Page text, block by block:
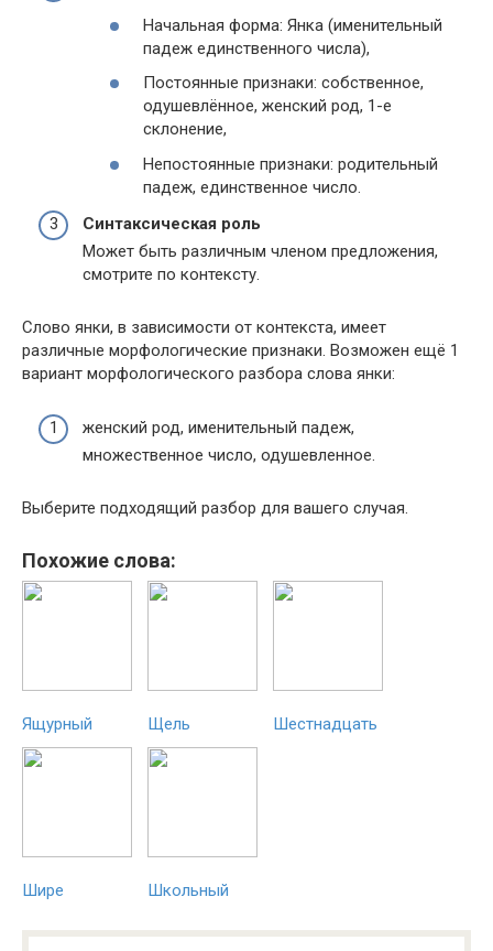
Начальная форма: Янка (именительный
падеж единственного числа),
Постоянные признаки: собственное,
одушевлённое, женский род, 1-е
склонение,
Непостоянные признаки: родительный
падеж, единственное число.
Синтаксическая роль
Может быть различным членом предложения,
смотрите по контексту.
Слово янки, в зависимости от контекста, имеет
различные морфологические признаки. Возможен ещё 1
вариант морфологического разбора слова янки:
женский род, именительный падеж,
множественное число, одушевленное.
Выберите подходящий разбор для вашего случая.
Похожие слова:
Ящурный Щель Шестнадцать
Шире Школьный